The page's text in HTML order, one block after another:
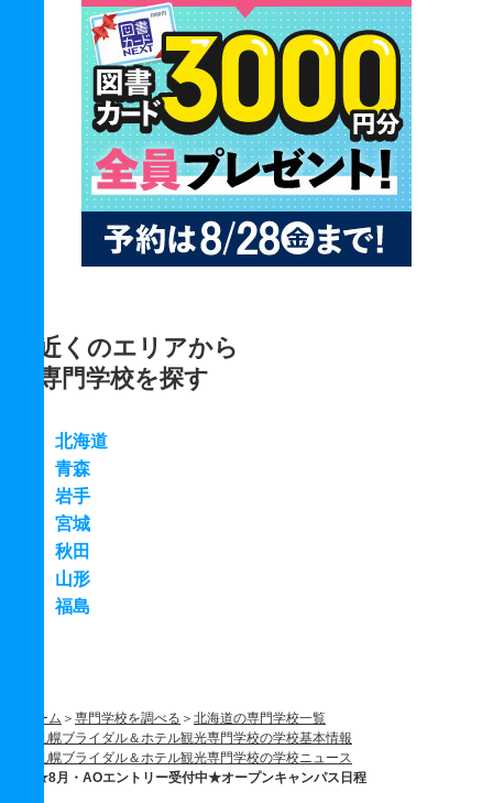
近くのエリアから
専門学校を探す
北海道
青森
岩手
宮城
秋田
山形
福島
ホーム 専門学校を調べる
北海道の専門学校一覧
札幌ブライダル＆ホテル観光専門学校の学校基本情報
札幌ブライダル＆ホテル観光専門学校の学校ニュース
★8月・AOエントリー受付中★オープンキャンパス日程